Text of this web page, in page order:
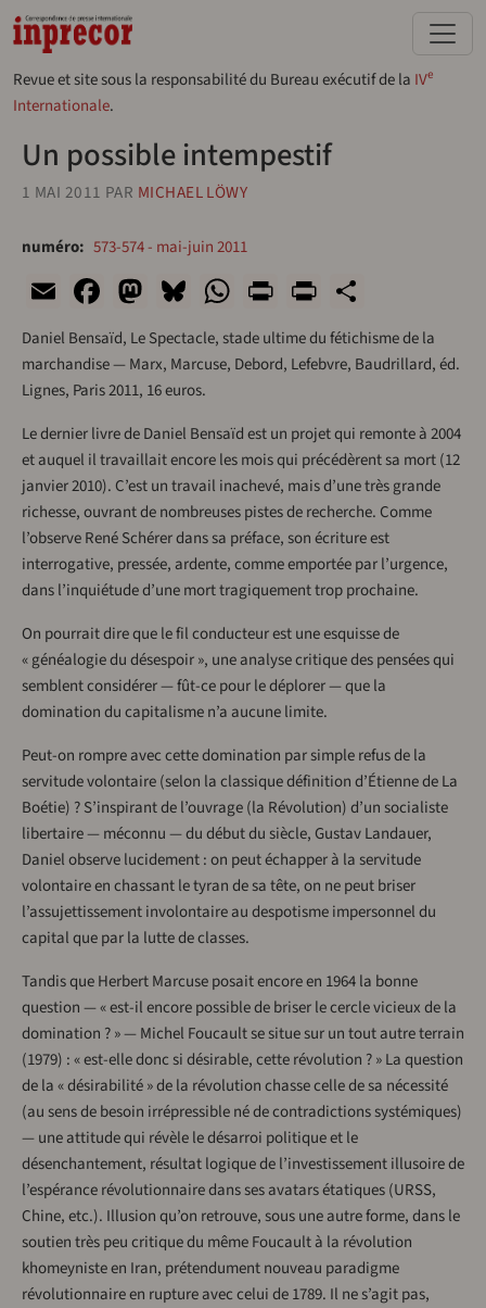
Aller au contenu principal
Revue et site sous la responsabilité du Bureau exécutif de la IVe
Internationale.
Un possible intempestif
1 MAI 2011 PAR MICHAEL LÖWY
numéro 573-574 - mai-juin 2011
EmailFacebook
Mastodon
Bluesky
WhatsApp
Print
Daniel Bensaïd, Le Spectacle, stade ultime du fétichisme de la
marchandise — Marx, Marcuse, Debord, Lefebvre, Baudrillard, éd.
Lignes, Paris 2011, 16 euros.
Le dernier livre de Daniel Bensaïd est un projet qui remonte à 2004
et auquel il travaillait encore les mois qui précédèrent sa mort (12
janvier 2010). C’est un travail inachevé, mais d’une très grande
richesse, ouvrant de nombreuses pistes de recherche. Comme
l’observe René Schérer dans sa préface, son écriture est
interrogative, pressée, ardente, comme emportée par l’urgence,
dans l’inquiétude d’une mort tragiquement trop prochaine.
On pourrait dire que le fil conducteur est une esquisse de
« généalogie du désespoir », une analyse critique des pensées qui
semblent considérer — fût-ce pour le déplorer — que la
domination du capitalisme n’a aucune limite.
Peut-on rompre avec cette domination par simple refus de la
servitude volontaire (selon la classique définition d’Étienne de La
Boétie) ? S’inspirant de l’ouvrage (la Révolution) d’un socialiste
libertaire — méconnu — du début du siècle, Gustav Landauer,
Daniel observe lucidement : on peut échapper à la servitude
volontaire en chassant le tyran de sa tête, on ne peut briser
l’assujettissement involontaire au despotisme impersonnel du
capital que par la lutte de classes.
Tandis que Herbert Marcuse posait encore en 1964 la bonne
question — « est-il encore possible de briser le cercle vicieux de la
domination ? » — Michel Foucault se situe sur un tout autre terrain
(1979) : « est-elle donc si désirable, cette révolution ? » La question
de la « désirabilité » de la révolution chasse celle de sa nécessité
(au sens de besoin irrépressible né de contradictions systémiques)
— une attitude qui révèle le désarroi politique et le
désenchantement, résultat logique de l’investissement illusoire de
l’espérance révolutionnaire dans ses avatars étatiques (URSS,
Chine, etc.). Illusion qu’on retrouve, sous une autre forme, dans le
soutien très peu critique du même Foucault à la révolution
khomeyniste en Iran, prétendument nouveau paradigme
révolutionnaire en rupture avec celui de 1789. Il ne s’agit pas,